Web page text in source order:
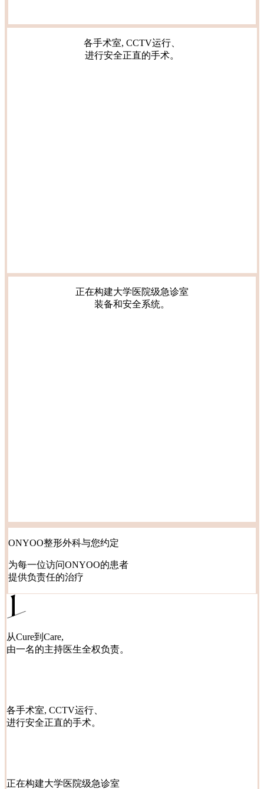
各手术室, CCTV运行、
进行安全正直的手术。
正在构建大学医院级急诊室
装备和安全系统。
ONYOO整形外科与您约定
为每一位访问ONYOO的患者
提供负责任的治疗
从Cure到Care,
由一名的主持医生全权负责。
各手术室, CCTV运行、
进行安全正直的手术。
正在构建大学医院级急诊室